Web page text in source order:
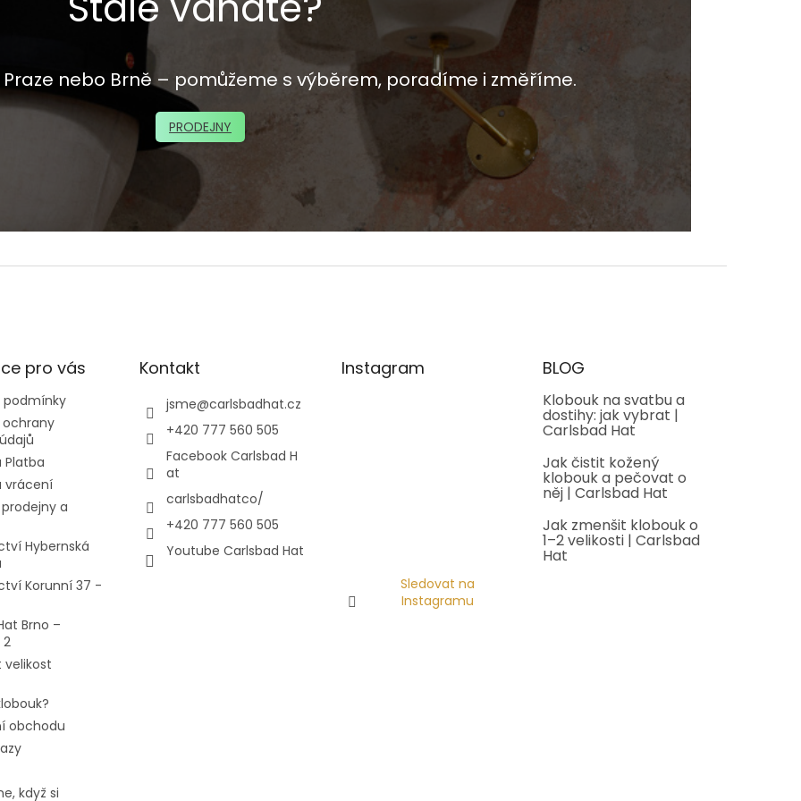
nebo Brně – pomůžeme s výběrem, poradíme i změříme.
PRODEJNY
pro vás
Platba
vrácení
a
Hybernská
Korunní 37 -
Brno –
2
velikost
obchodu
když si
Kontakt
jsme@carlsbadhat.cz
+420 777 560 505
Facebook Carlsbad H
at
carlsbadhatco/
+420 777 560 505
Youtube Carlsbad Hat
Instagram
Sledovat na
Instagramu
BLOG
Klobouk na svatbu a
dostihy: jak vybrat |
Carlsbad Hat
Jak čistit kožený
klobouk a pečovat o
něj | Carlsbad Hat
Jak zmenšit klobouk o
1–2 velikosti | Carlsbad
Hat